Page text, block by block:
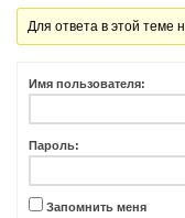
Для ответа в этой теме
Имя пользователя:
Пароль:
Запомнить меня